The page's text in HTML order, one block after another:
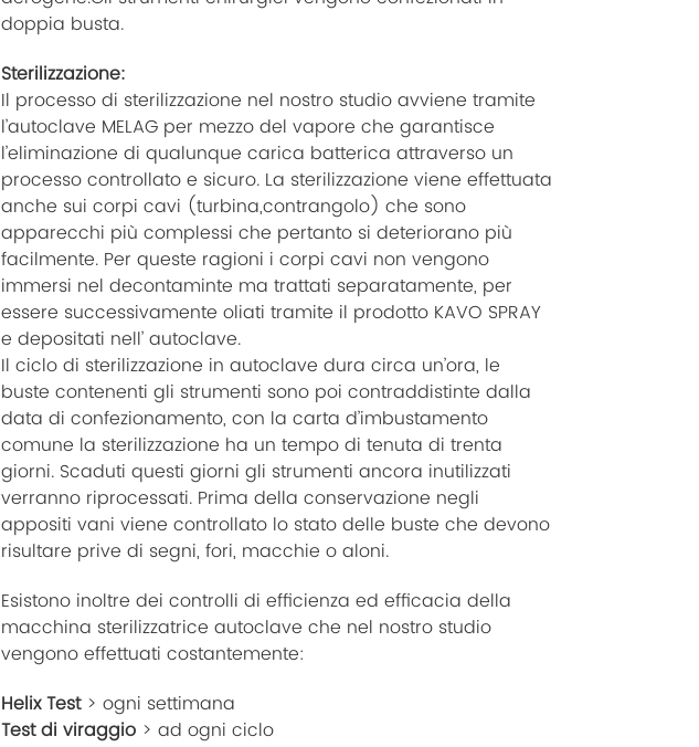
doppia busta.
Sterilizzazione:
Il processo di sterilizzazione nel nostro studio avviene tramite
l’autoclave MELAG per mezzo del vapore che garantisce
l’eliminazione di qualunque carica batterica attraverso un
processo controllato e sicuro. La sterilizzazione viene effettuata
anche sui corpi cavi (turbina,contrangolo) che sono
apparecchi più complessi che pertanto si deteriorano più
facilmente. Per queste ragioni i corpi cavi non vengono
immersi nel decontaminte ma trattati separatamente, per
essere successivamente oliati tramite il prodotto KAVO SPRAY
e depositati nell’ autoclave.
Il ciclo di sterilizzazione in autoclave dura circa un’ora, le
buste contenenti gli strumenti sono poi contraddistinte dalla
data di confezionamento, con la carta d’imbustamento
comune la sterilizzazione ha un tempo di tenuta di trenta
giorni. Scaduti questi giorni gli strumenti ancora inutilizzati
verranno riprocessati. Prima della conservazione negli
appositi vani viene controllato lo stato delle buste che devono
risultare prive di segni, fori, macchie o aloni.
Esistono inoltre dei controlli di efficienza ed efficacia della
macchina sterilizzatrice autoclave che nel nostro studio
vengono effettuati costantemente:
Helix Test> ogni settimana
Test di viraggio > ad ogni ciclo